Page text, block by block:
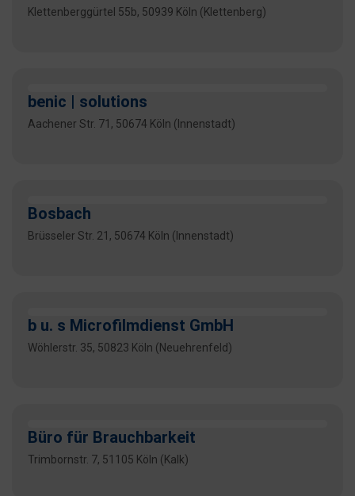
Klettenberggürtel 55b, 50939 Köln (Klettenberg)
benic | solutions
Aachener Str. 71, 50674 Köln (Innenstadt)
Bosbach
Brüsseler Str. 21, 50674 Köln (Innenstadt)
b u. s Microfilmdienst GmbH
Wöhlerstr. 35, 50823 Köln (Neuehrenfeld)
Büro für Brauchbarkeit
Trimbornstr. 7, 51105 Köln (Kalk)